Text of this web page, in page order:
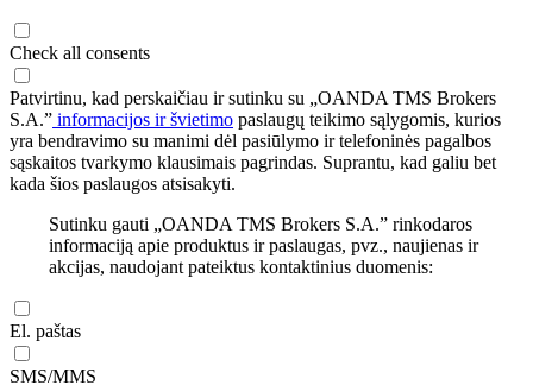
Check all consents
Patvirtinu, kad perskaičiau ir sutinku su „OANDA TMS Brokers
S.A.” informacijos ir švietimo paslaugų teikimo sąlygomis, kurios
yra bendravimo su manimi dėl pasiūlymo ir telefoninės pagalbos
sąskaitos tvarkymo klausimais pagrindas. Suprantu, kad galiu bet
kada šios paslaugos atsisakyti.
Sutinku gauti „OANDA TMS Brokers S.A.” rinkodaros
informaciją apie produktus ir paslaugas, pvz., naujienas ir
akcijas, naudojant pateiktus kontaktinius duomenis:
El. paštas
SMS/MMS